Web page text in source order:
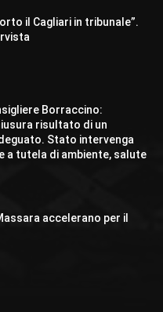
il Cagliari in tribunale”.
Borraccino:
risultato di un
Stato intervenga
a tutela di ambiente, salute
accelerano per il